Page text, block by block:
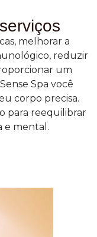
melhorar a
reduzir
um
Spa você
corpo precisa.
para reequilibrar
e mental.